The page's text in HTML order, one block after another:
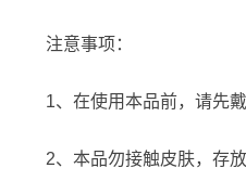
注意事项：
1、在使用本品前，请先
2、本品勿接触皮肤，存